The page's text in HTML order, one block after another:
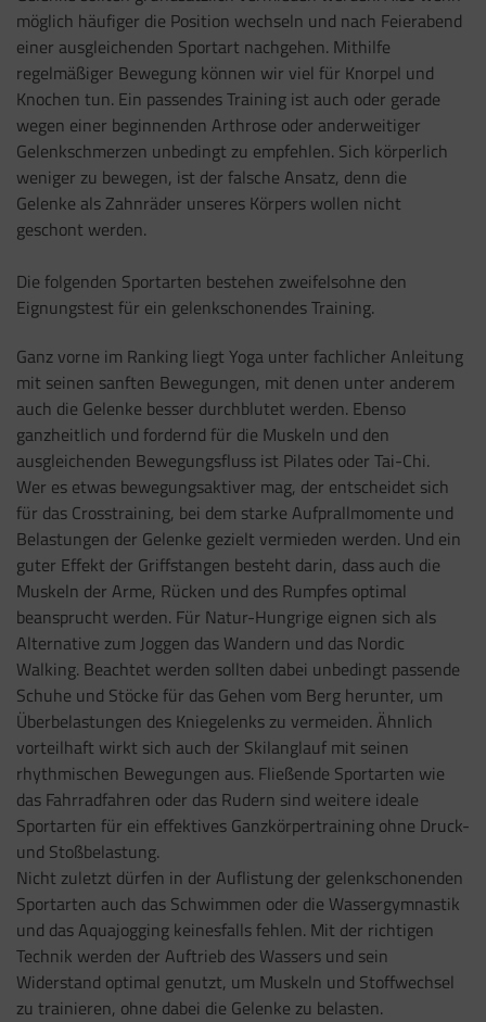
möglich häufiger die Position wechseln und nach Feierabend
einer ausgleichenden Sportart nachgehen. Mithilfe
regelmäßiger Bewegung können wir viel für Knorpel und
Knochen tun. Ein passendes Training ist auch oder gerade
wegen einer beginnenden Arthrose oder anderweitiger
Gelenkschmerzen unbedingt zu empfehlen. Sich körperlich
weniger zu bewegen, ist der falsche Ansatz, denn die
Gelenke als Zahnräder unseres Körpers wollen nicht
geschont werden.
Die folgenden Sportarten bestehen zweifelsohne den
Eignungstest für ein gelenkschonendes Training.
Ganz vorne im Ranking liegt Yoga unter fachlicher Anleitung
mit seinen sanften Bewegungen, mit denen unter anderem
auch die Gelenke besser durchblutet werden. Ebenso
ganzheitlich und fordernd für die Muskeln und den
ausgleichenden Bewegungsfluss ist Pilates oder Tai-Chi.
Wer es etwas bewegungsaktiver mag, der entscheidet sich
für das Crosstraining, bei dem starke Aufprallmomente und
Belastungen der Gelenke gezielt vermieden werden. Und ein
guter Effekt der Griffstangen besteht darin, dass auch die
Muskeln der Arme, Rücken und des Rumpfes optimal
beansprucht werden. Für Natur-Hungrige eignen sich als
Alternative zum Joggen das Wandern und das Nordic
Walking. Beachtet werden sollten dabei unbedingt passende
Schuhe und Stöcke für das Gehen vom Berg herunter, um
Überbelastungen des Kniegelenks zu vermeiden. Ähnlich
vorteilhaft wirkt sich auch der Skilanglauf mit seinen
rhythmischen Bewegungen aus. Fließende Sportarten wie
das Fahrradfahren oder das Rudern sind weitere ideale
Sportarten für ein effektives Ganzkörpertraining ohne Druck-
und Stoßbelastung.
Nicht zuletzt dürfen in der Auflistung der gelenkschonenden
Sportarten auch das Schwimmen oder die Wassergymnastik
und das Aquajogging keinesfalls fehlen. Mit der richtigen
Technik werden der Auftrieb des Wassers und sein
Widerstand optimal genutzt, um Muskeln und Stoffwechsel
zu trainieren, ohne dabei die Gelenke zu belasten.